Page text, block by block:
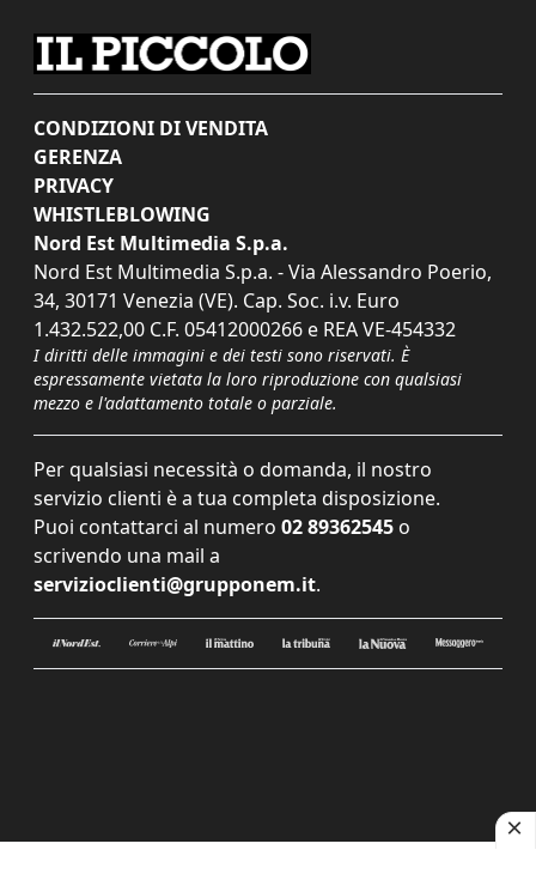
CONDIZIONI DI VENDITA
GERENZA
PRIVACY
WHISTLEBLOWING
Nord Est Multimedia S.p.a.
Nord Est Multimedia S.p.a. - Via Alessandro Poerio,
34, 30171 Venezia (VE). Cap. Soc. i.v. Euro
1.432.522,00 C.F. 05412000266 e REA VE-454332
I diritti delle immagini e dei testi sono riservati. È
espressamente vietata la loro riproduzione con qualsiasi
mezzo e l'adattamento totale o parziale.
Per qualsiasi necessità o domanda, il nostro
servizio clienti è a tua completa disposizione.
Puoi contattarci al numero 02 89362545 o
scrivendo una mail a
servizioclienti@grupponem.it.